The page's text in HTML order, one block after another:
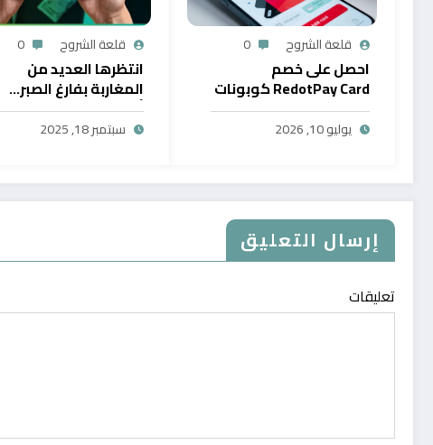
قلعة الشروح 0
احصل على خصم
RedotPay Card كوبونات
حصرية
يوليو 10, 2026
قلعة الشروح 0
انتظرها العديد من
المغاربة بفارغ الصبر…
أول خدمة رقمية تتيح
سحب الرصيد من بايبال
سبتمبر 18, 2025
إرسال التعليق
تعليقات